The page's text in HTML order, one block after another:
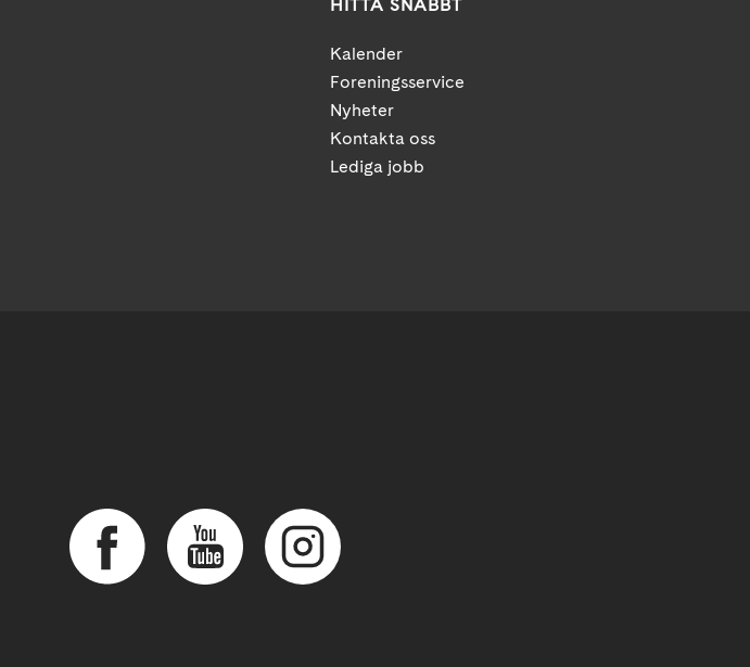
HITTA SNABBT
Kalender
Foreningsservice
Nyheter
Kontakta oss
Lediga jobb